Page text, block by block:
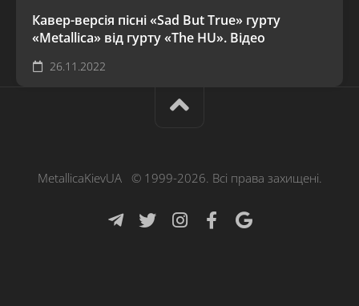
Кавер-версія пісні «Sad But True» гурту
«Metallica» від гурту «The HU». Відео
26.11.2022
MetallicaKievUA © 1999-2026. Всі права захищені.